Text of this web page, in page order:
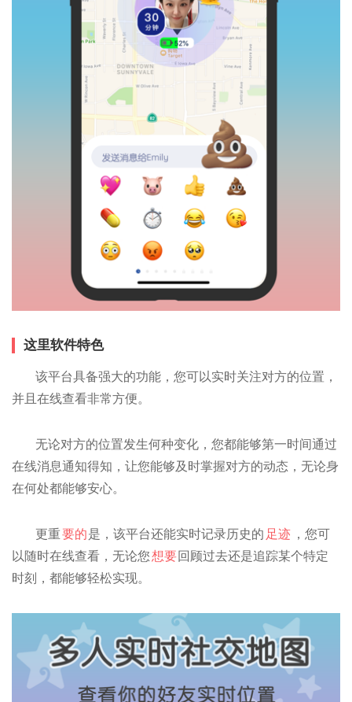
这里软件特色
该平台具备强大的功能，您可以实时关注对方的位置，
并且在线查看非常方便。
无论对方的位置发生何种变化，您都能够第一时间通过
在线消息通知得知，让您能够及时掌握对方的动态，无论身
在何处都能够安心。
更重要的是，该平台还能实时记录历史的 足迹 ，您可
以随时在线查看，无论您想要回顾过去还是追踪某个特定
时刻，都能够轻松实现。